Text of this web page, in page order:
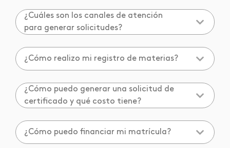
¿Cuáles son los canales de atención
para generar solicitudes?
¿Cómo realizo mi registro de materias?
¿Cómo puedo generar una solicitud de
certificado y qué costo tiene?
¿Cómo puedo financiar mi matrícula?